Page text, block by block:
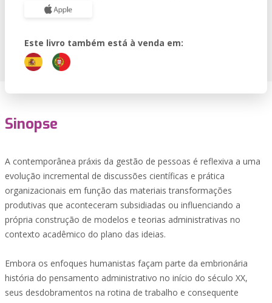
Este livro também está à venda em:
Sinopse
A contemporânea práxis da gestão de pessoas é reflexiva a uma
evolução incremental de discussões científicas e prática
organizacionais em função das materiais transformações
produtivas que aconteceram subsidiadas ou influenciando a
própria construção de modelos e teorias administrativas no
contexto acadêmico do plano das ideias.
Embora os enfoques humanistas façam parte da embrionária
história do pensamento administrativo no início do século XX,
seus desdobramentos na rotina de trabalho e consequente